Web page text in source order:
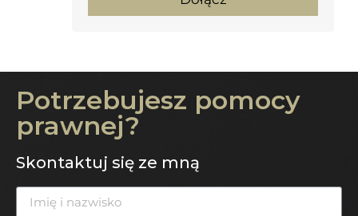
Potrzebujesz pomocy
prawnej?
Skontaktuj się ze mną